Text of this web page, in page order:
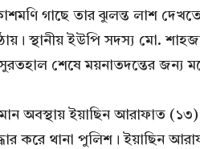
গাছে তার ঝুলন্ত লাশ
স্থানীয় ইউপি সদস্য মো.
শেষে ময়নাতদন্তের জন্য
অবস্থায় ইয়াছিন আরাফাত
করে থানা পুলিশ। ইয়াছিন